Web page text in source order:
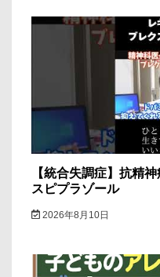
【統合失調症】抗精
スピプラゾール
2026年8月10日